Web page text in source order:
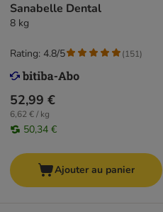
Sanabelle Dental
8 kg
52,99 €
6,62 € / kg
50,34 €
Rating: 4.8/5 (151)
Ajouter au panier